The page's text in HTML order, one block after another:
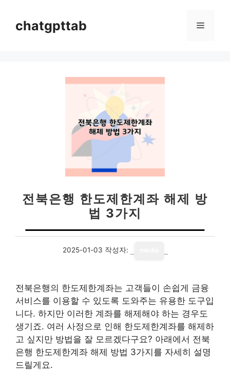
chatgpttab 메
전북은행 한도제한계좌 해제 방
법 3가지
2025-01-03 작성자:
전북은행의 한도제한계좌는 고객들이 손쉽게 금융
서비스를 이용할 수 있도록 도와주는 유용한 도구입
니다. 하지만 이러한 계좌를 해제해야 하는 경우도
생기죠. 여러 사정으로 인해 한도제한계좌를 해제하
고 싶지만 방법을 잘 모르겠다구요? 아래에서 전북
은행 한도제한계좌 해제 방법 3가지를 자세히 설명
드릴게요.